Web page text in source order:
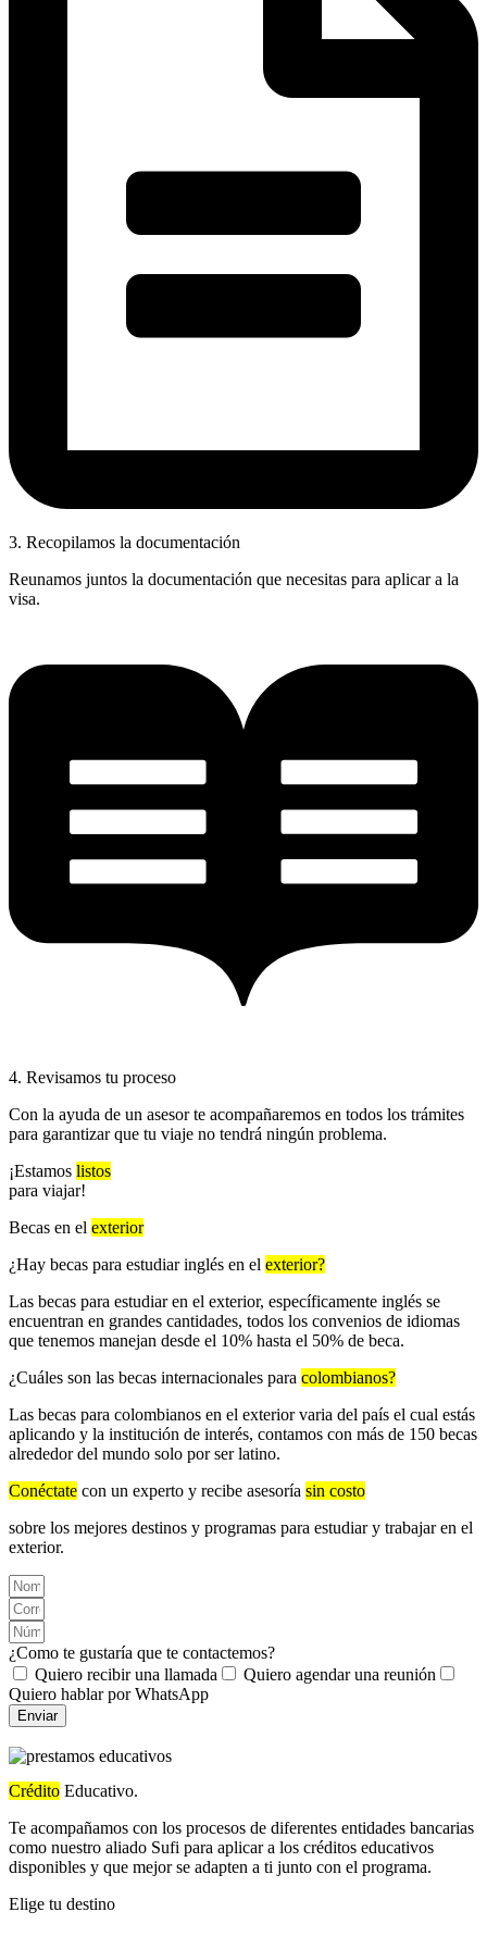
3. Recopilamos la documentación
Reunamos juntos la documentación que necesitas para aplicar a la
visa.
4. Revisamos tu proceso
Con la ayuda de un asesor te acompañaremos en todos los trámites
para garantizar que tu viaje no tendrá ningún problema.
¡Estamos listos
para viajar!
Becas en el exterior
¿Hay becas para estudiar inglés en el exterior?
Las becas para estudiar en el exterior, específicamente inglés se
encuentran en grandes cantidades, todos los convenios de idiomas
que tenemos manejan desde el 10% hasta el 50% de beca.
¿Cuáles son las becas internacionales para colombianos?
Las becas para colombianos en el exterior varia del país el cual estás
aplicando y la institución de interés, contamos con más de 150 becas
alrededor del mundo solo por ser latino.
Conéctate con un experto y recibe asesoría sin costo
sobre los mejores destinos y programas para estudiar y trabajar en el
exterior.
¿Como te gustaría que te contactemos?
Quiero recibir una llamada
Quiero agendar una reunión
Quiero hablar por WhatsApp
Enviar
Crédito Educativo.
Te acompañamos con los procesos de diferentes entidades bancarias
como nuestro aliado Sufi para aplicar a los créditos educativos
disponibles y que mejor se adapten a ti junto con el programa.
Elige tu destino